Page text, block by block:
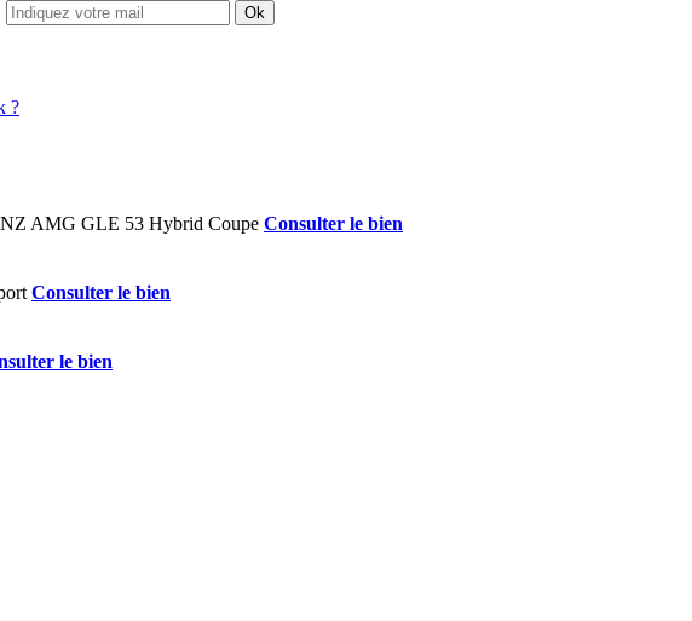
Ok
Consulter le bien
Consulter le bien
le bien